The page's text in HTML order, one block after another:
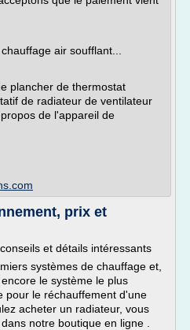
air soufflant...
plancher de thermostat
de radiateur de ventilateur
de l'appareil de
prix et
et détails intéressants
systèmes de chauffage et,
le système le plus
pour le réchauffement d'une
acheter un radiateur, vous
notre boutique en ligne .